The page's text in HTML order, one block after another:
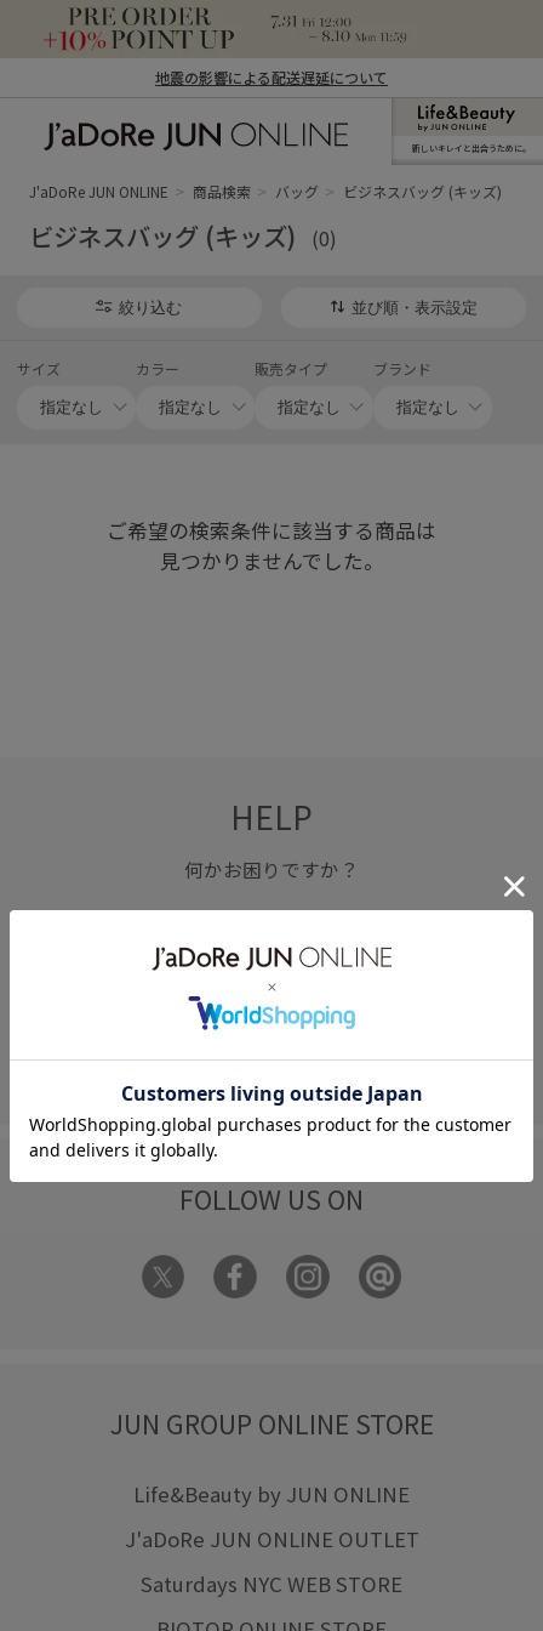
地震の影響による配送遅延について
ン オンライン）
新しいキレイと出合うために。
J'aDoRe JUN ONLINE 商品検索 バッグ ビジネスバッグ (キッズ)
ビジネスバッグ (キッズ) (0)
絞り込む 並び順・表示設定
サイズ カラー 販売タイプ ブランド
ご希望の検索条件に該当する商品は
見つかりませんでした。
HELP
何かお困りですか？
FAQ
お問い合わせ
フォーム
FOLLOW US ON
JUN GROUP ONLINE STORE
Life&Beauty by JUN ONLINE
J'aDoRe JUN ONLINE OUTLET
Saturdays NYC WEB STORE